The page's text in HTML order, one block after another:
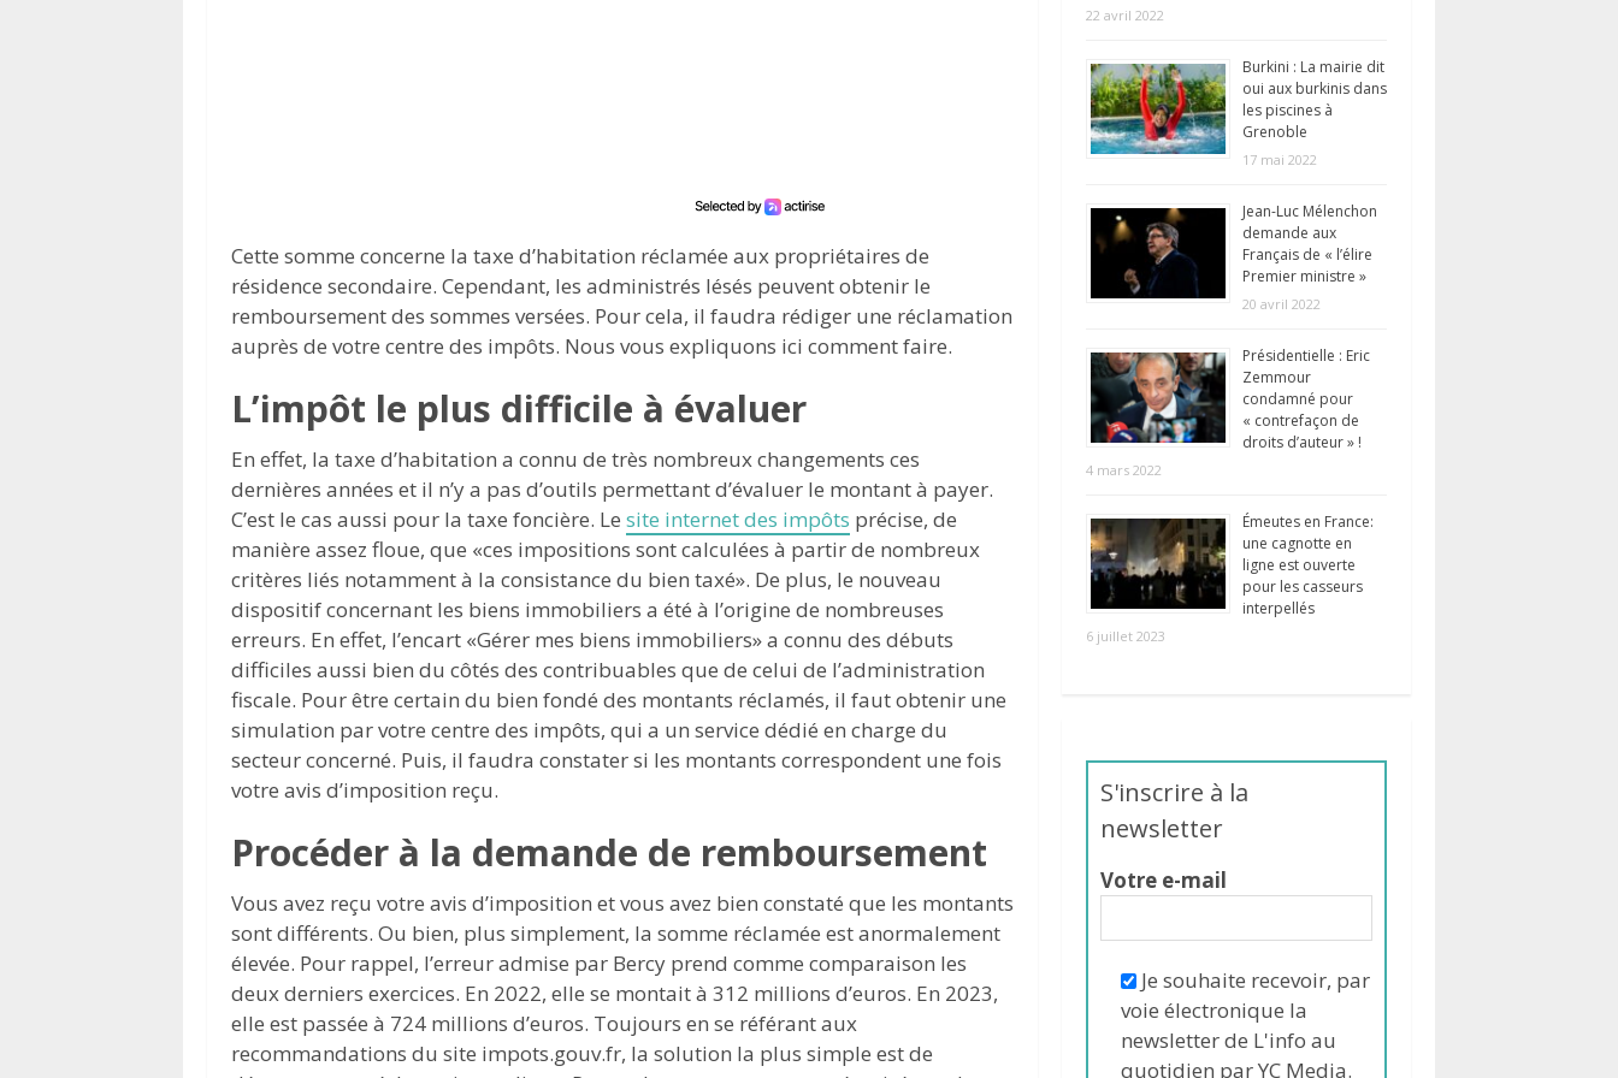
Cette somme concerne la taxe d’habitation réclamée aux propriétaires de
résidence secondaire. Cependant, les administrés lésés peuvent obtenir le
remboursement des sommes versées. Pour cela, il faudra rédiger une réclamation
auprès de votre centre des impôts. Nous vous expliquons ici comment faire.
L’impôt le plus difficile à évaluer
En effet, la taxe d’habitation a connu de très nombreux changements ces
dernières années et il n’y a pas d’outils permettant d’évaluer le montant à payer.
C’est le cas aussi pour la taxe foncière. Le site internet des impôts précise, de
manière assez floue, que «ces impositions sont calculées à partir de nombreux
critères liés notamment à la consistance du bien taxé». De plus, le nouveau
dispositif concernant les biens immobiliers a été à l’origine de nombreuses
erreurs. En effet, l’encart «Gérer mes biens immobiliers» a connu des débuts
difficiles aussi bien du côtés des contribuables que de celui de l’administration
fiscale. Pour être certain du bien fondé des montants réclamés, il faut obtenir une
simulation par votre centre des impôts, qui a un service dédié en charge du
secteur concerné. Puis, il faudra constater si les montants correspondent une fois
votre avis d’imposition reçu.
Procéder à la demande de remboursement
Vous avez reçu votre avis d’imposition et vous avez bien constaté que les montants
sont différents. Ou bien, plus simplement, la somme réclamée est anormalement
élevée. Pour rappel, l’erreur admise par Bercy prend comme comparaison les
deux derniers exercices. En 2022, elle se montait à 312 millions d’euros. En 2023,
elle est passée à 724 millions d’euros. Toujours en se référant aux
recommandations du site impots.gouv.fr, la solution la plus simple est de
22 avril 2022
Burkini : La mairie dit
oui aux burkinis dans
les piscines à
Grenoble
17 mai 2022
Jean-Luc Mélenchon
demande aux
Français de « l’élire
Premier ministre »
20 avril 2022
Présidentielle : Eric
Zemmour
condamné pour
« contrefaçon de
droits d’auteur » !
4 mars 2022
Émeutes en France:
une cagnotte en
ligne est ouverte
pour les casseurs
interpellés
6 juillet 2023
S'inscrire à la
newsletter
Votre e-mail
Je souhaite recevoir, par
voie électronique la
newsletter de L'info au
quotidien par YC Media.